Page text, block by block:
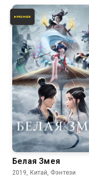
7.2 7.0
Белая Змея
2019, Китай, Фэнтези